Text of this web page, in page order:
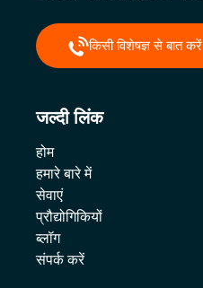
किसी विशेषज्ञ से बात करें
जल्दी लिंक
होम
हमारे बारे में
सेवाएं
प्रौद्योगिकियों
ब्लॉग
संपर्क करें